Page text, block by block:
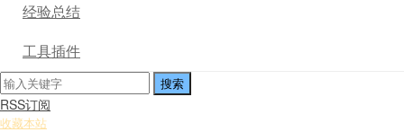
经验总结
工具插件
RSS订阅
收藏本站